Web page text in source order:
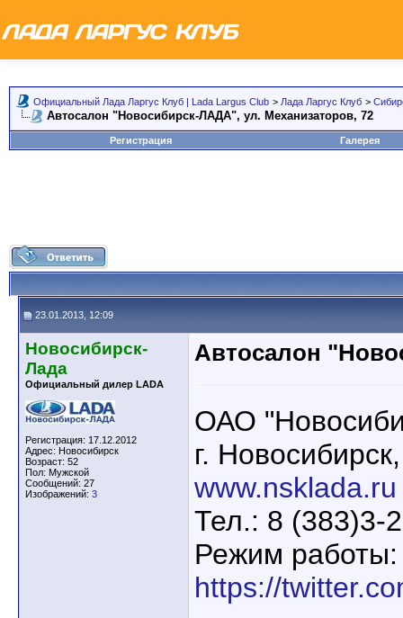
Официальный Лада Ларгус Клуб | Lada Largus Club > Лада Ларгус Клуб >
Автосалон "Новосибирск-ЛАДА", ул. Механизаторов, 72
Регистрация Галерея
23.01.2013, 12:09
Новосибирск-
Лада
Официальный дилер LADA
Регистрация: 17.12.2012
Адрес: Новосибирск
Возраст: 52
Пол: Мужской
Сообщений: 27
Изображений: 3
Автосалон
ОАО
г.
www.nsklada.ru
Тел.: 8 (383)3-
Режим
https://